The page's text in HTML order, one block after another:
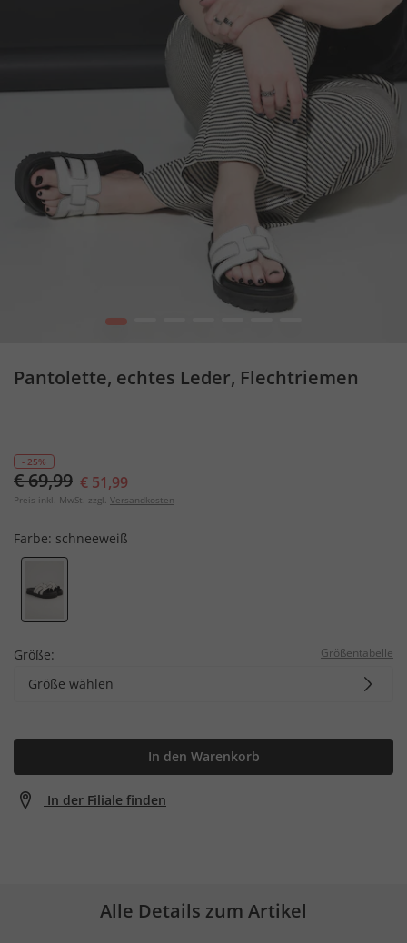
1
Pantolette, echtes Leder, Flechtriemen
- 25%
€ 69,99 € 51,99
Preis inkl. MwSt. zzgl. Versandkosten
Farbe: schneeweiß
Größe: Größentabelle
Größe wählen
In den Warenkorb
In der Filiale finden
Alle Details zum Artikel